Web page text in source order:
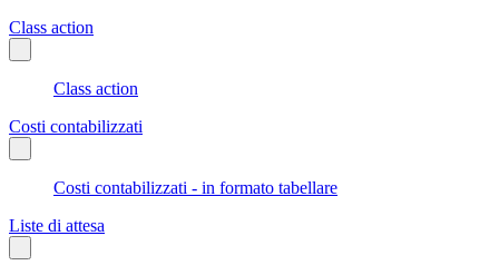
Class action
Class action
Costi contabilizzati
Costi contabilizzati - in formato tabellare
Liste di attesa